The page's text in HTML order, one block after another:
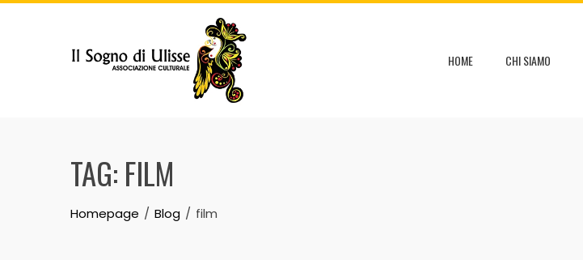
Skip
HOME CHI SIAMO
TAG: FILM
Homepage Blog film